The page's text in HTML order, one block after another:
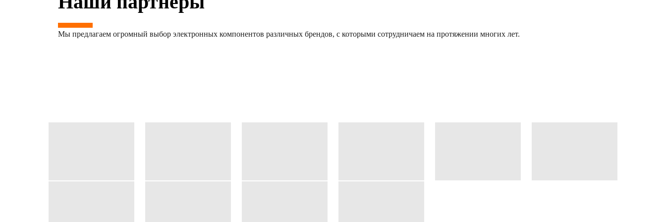
Мы предлагаем огромный выбор электронных компонентов различных брендов, с которыми сотрудничаем на протяжении многих лет.